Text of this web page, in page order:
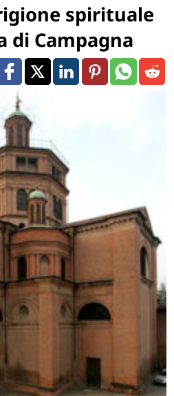
spirituale
di Campagna